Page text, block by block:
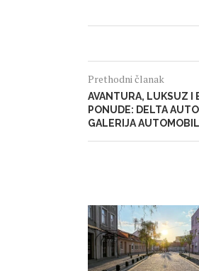
Prethodni članak
AVANTURA, LUKSUZ I
PONUDE: DELTA
GALERIJA